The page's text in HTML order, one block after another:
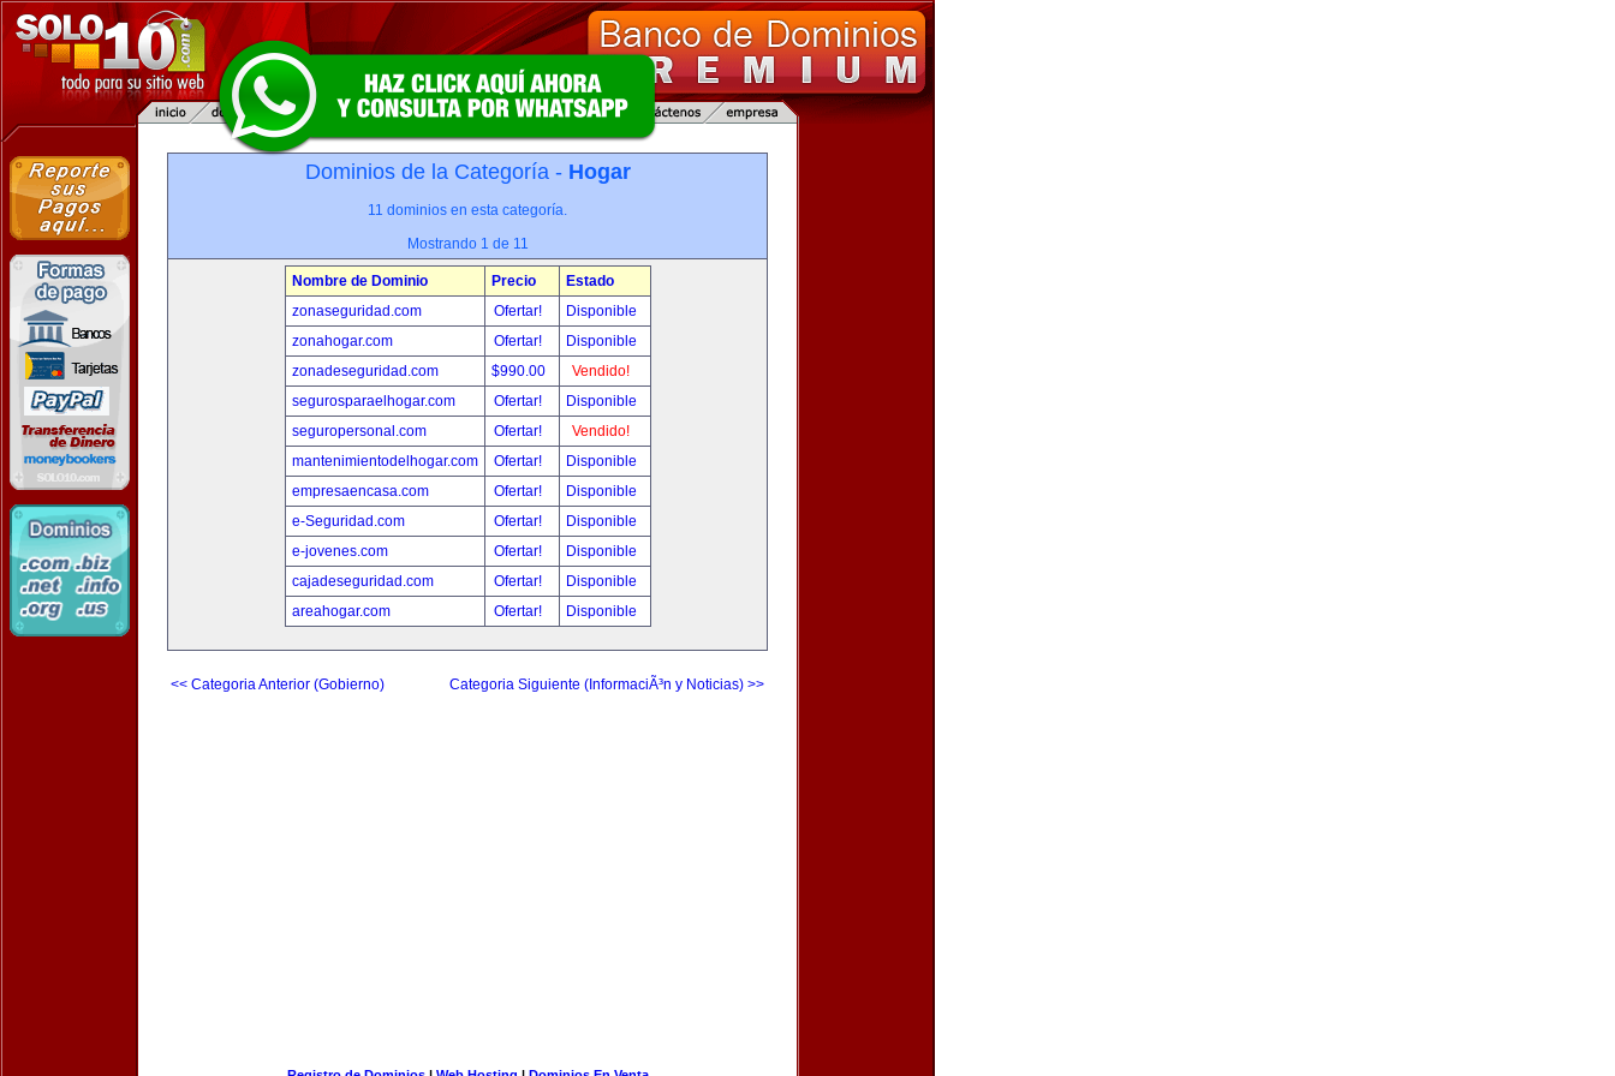
Dominios de la Categoría - Hogar
11 dominios en esta categoría.
Mostrando 1 de 11
Nombre de Dominio Precio
Estado
zonaseguridad.com
Ofertar!
Disponible
zonahogar.com
Ofertar!
Disponible
zonadeseguridad.com
$990.00
Vendido!
segurosparaelhogar.com
Ofertar!
Disponible
seguropersonal.com
Ofertar!
Vendido!
mantenimientodelhogar.com
Ofertar!
Disponible
empresaencasa.com
Ofertar!
Disponible
e-Seguridad.com
Ofertar!
Disponible
e-jovenes.com
Ofertar!
Disponible
cajadeseguridad.com
Ofertar!
Disponible
areahogar.com
Ofertar! Disponible
<< Categoria Anterior (Gobierno) Categoria Siguiente (InformaciÃ³n y Noticias) >>